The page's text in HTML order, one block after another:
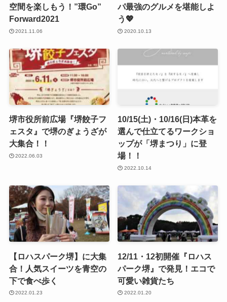
空間を楽しもう！”環Go”
Forward2021
2021.11.06
パ最強のグルメを堪能しよ
う💖
2020.10.13
堺市役所前広場『堺餃子フ
ェスタ』で堺のぎょうざが
大集合！！
2022.06.03
10/15(土)・10/16(日)本革を
選んで仕立てるワークショ
ップが「堺まつり」に登
場！！
2022.10.14
【ロハスパーク堺】に大集
合！人気スイーツを青空の
下で食べ歩く
2022.01.23
12/11・12初開催『ロハス
パーク堺』で発見！エコで
可愛い雑貨たち
2022.01.20